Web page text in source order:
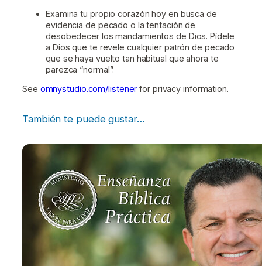
Examina tu propio corazón hoy en busca de
evidencia de pecado o la tentación de
desobedecer los mandamientos de Dios. Pídele
a Dios que te revele cualquier patrón de pecado
que se haya vuelto tan habitual que ahora te
parezca “normal”.
See omnystudio.com/listener for privacy information.
También te puede gustar…